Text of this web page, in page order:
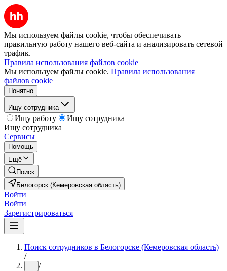
Мы используем файлы cookie, чтобы обеспечивать
правильную работу нашего веб-сайта и анализировать сетевой
трафик.
Правила использования файлов cookie
Мы используем файлы cookie. Правила использования
файлов cookie
Понятно
Ищу сотрудника
Ищу работу
Ищу сотрудника
Ищу сотрудника
Сервисы
Помощь
Ещё
Поиск
Белогорск (Кемеровская область)
Войти
Войти
Зарегистрироваться
Поиск сотрудников в Белогорске (Кемеровская область)
/
... /